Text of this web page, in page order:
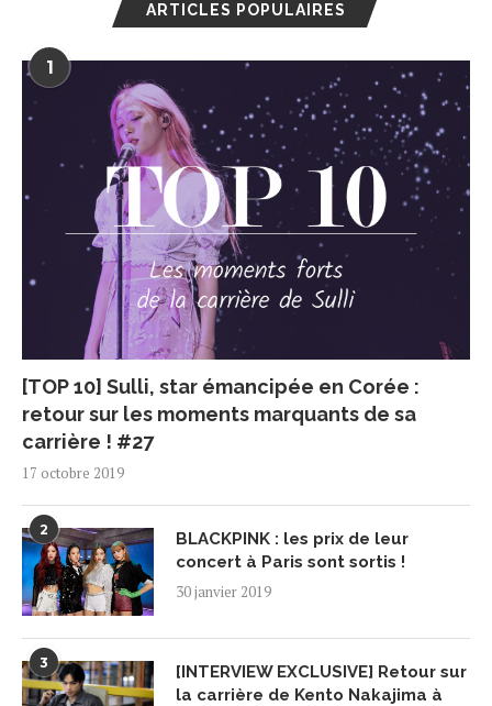
ARTICLES POPULAIRES
1
[TOP 10] Sulli, star émancipée en Corée :
retour sur les moments marquants de sa
carrière ! #27
17 octobre 2019
2
BLACKPINK : les prix de leur
concert à Paris sont sortis !
30 janvier 2019
3
[INTERVIEW EXCLUSIVE] Retour sur
la carrière de Kento Nakajima à